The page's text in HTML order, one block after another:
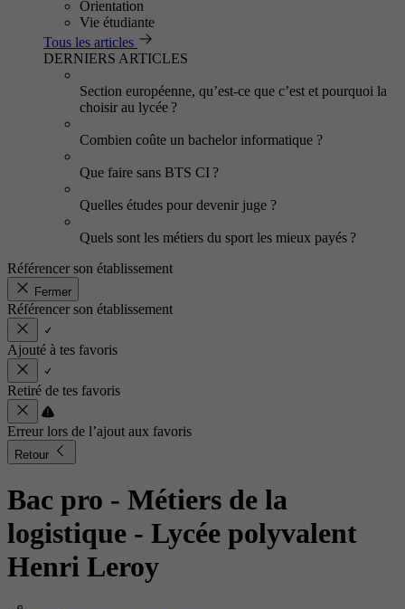
Orientation
Vie étudiante
Tous les articles
DERNIERS ARTICLES
Section européenne, qu’est-ce que c’est et pourquoi la
choisir au lycée ?
Combien coûte un bachelor informatique ?
Que faire sans BTS CI ?
Quelles études pour devenir juge ?
Quels sont les métiers du sport les mieux payés ?
Référencer son établissement
Fermer
Référencer son établissement
Ajouté à tes favoris
Retiré de tes favoris
Erreur lors de l’ajout aux favoris
Retour
Bac pro - Métiers de la
logistique - Lycée polyvalent
Henri Leroy